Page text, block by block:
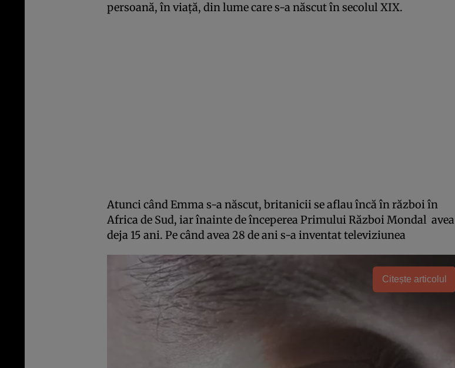
persoană, în viaţă, din lume care s-a născut în secolul XIX.
Atunci când Emma s-a născut, britanicii se aflau încă în război în
Africa de Sud, iar înainte de începerea Primului Război Mondal avea
deja 15 ani. Pe când avea 28 de ani s-a inventat televiziunea
Citește articolul